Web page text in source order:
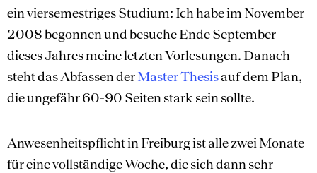
ein viersemestriges Studium: Ich habe im November
2008 begonnen und besuche Ende September
dieses Jahres meine letzten Vorlesungen. Danach
steht das Abfassen derMaster Thesisauf dem Plan,
die ungefähr 60-90 Seiten stark sein sollte.
Anwesenheitspflicht in Freiburg ist alle zwei Monate
für eine vollständige Woche, die sich dann sehr